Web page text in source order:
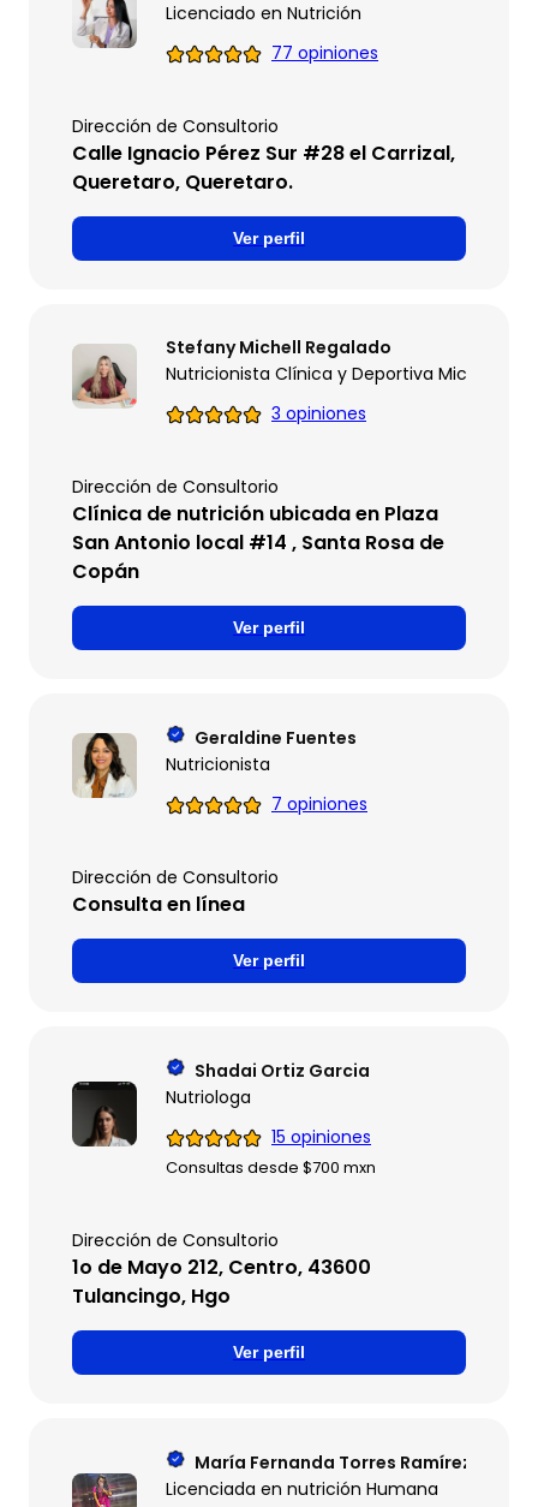
Licenciado en Nutrición
77 opiniones
Dirección de Consultorio
Calle Ignacio Pérez Sur #28 el Carrizal,
Queretaro, Queretaro.
Ver perfil
Stefany Michell Regalado
Nutricionista Clínica y Deportiva
3 opiniones
Dirección de Consultorio
Clínica de nutrición ubicada en Plaza
San Antonio local #14 , Santa Rosa de
Copán
Ver perfil
Geraldine Fuentes
Nutricionista
7 opiniones
Dirección de Consultorio
Consulta en línea
Ver perfil
Shadai Ortiz Garcia
Nutriologa
15 opiniones
Consultas desde $700 mxn
Dirección de Consultorio
1o de Mayo 212, Centro, 43600
Tulancingo, Hgo
Ver perfil
María Fernanda Torres Ramírez
Licenciada en nutrición Humana